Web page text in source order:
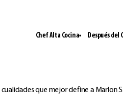
Chef Alta Cocina Después del
que mejor define a Marlon